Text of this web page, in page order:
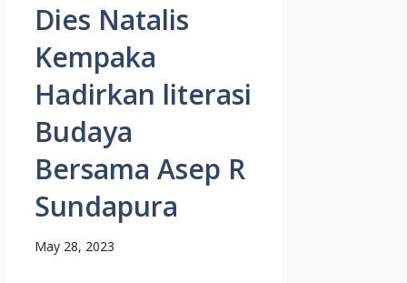
Dies Natalis
Kempaka
Hadirkan literasi
Budaya
Bersama Asep R
Sundapura
May 28, 2023